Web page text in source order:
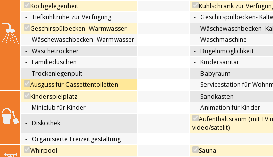
Kochgelegenheit
Kühlschrank zur
- Tiefkühltruhe zur Verfügung - Geschirspülbecken-
Geschirspülbecken- Warmwasser
- Wäschewaschbecken-
- Wäschewaschbecken- Warmwasser - Waschmaschine
- Wäschetrockner - Bügelnmöglichkeit
- Familieduschen - Kindersanitär
- Trockenlegenpult - Babyraum
Ausguss für Cassettentoiletten
- Servicestation für
Kinderspielplatz - Sandkasten
- Miniclub für Kinder - Animation für Kinder
- Diskothek
Aufenthaltsraum (mit TV
video/satelit)
- Organisierte Freizeitgestaltung
Whirpool
Sauna